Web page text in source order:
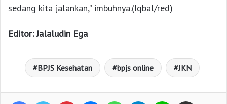
sedang kita jalankan,” imbuhnya.(Iqbal/red)
Editor: Jalaludin Ega
BPJS Kesehatan bpjs online JKN